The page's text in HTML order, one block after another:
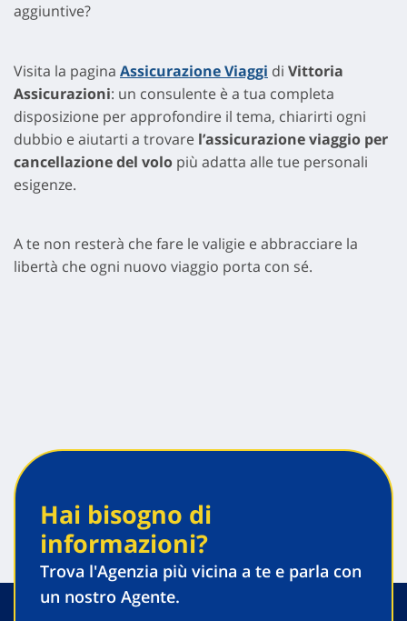
aggiuntive?
Visita la pagina Assicurazione Viaggi di Vittoria
Assicurazioni: un consulente è a tua completa
disposizione per approfondire il tema, chiarirti ogni
dubbio e aiutarti a trovare l’assicurazione viaggio per
cancellazione del volo più adatta alle tue personali
esigenze.
A te non resterà che fare le valigie e abbracciare la
libertà che ogni nuovo viaggio porta con sé.
Hai bisogno di
informazioni?
Trova l'Agenzia più vicina a te e parla con
un nostro Agente.